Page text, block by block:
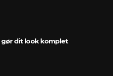
gør dit look komplet